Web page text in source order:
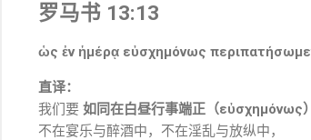
罗马书 13:13
ὡς ἐν ἡμέρᾳ εὐσχημόνως
直译：
我们要 如同在白昼行事端正（εὐσχημόνως）
不在宴乐与醉酒中，不在淫乱与放纵中，